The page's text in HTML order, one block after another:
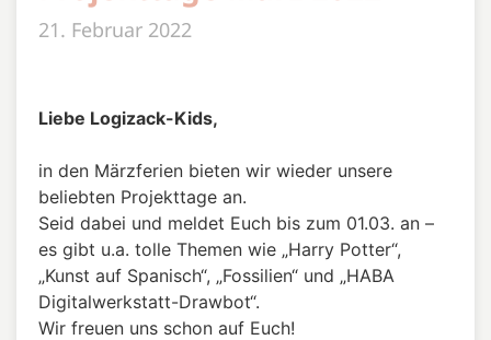
21. Februar 2022
Liebe Logizack-Kids,
in den Märzferien bieten wir wieder unsere
beliebten Projekttage an.
Seid dabei und meldet Euch bis zum 01.03. an –
es gibt u.a. tolle Themen wie „Harry Potter“,
„Kunst auf Spanisch“, „Fossilien“ und „HABA
Digitalwerkstatt-Drawbot“.
Wir freuen uns schon auf Euch!